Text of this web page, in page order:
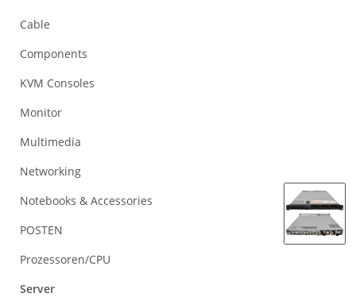
Cable
Components
KVM Consoles
Monitor
Multimedia
Networking
Notebooks & Accessories
POSTEN
Prozessoren/CPU
Server